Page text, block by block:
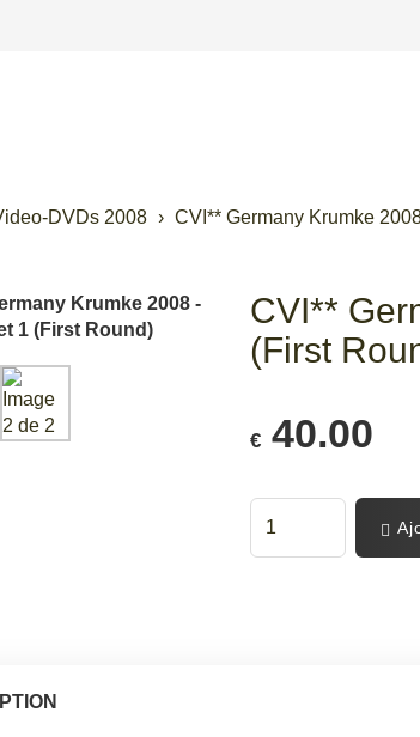
DVDs 2008 CVI** Germany Krumke
CVI**
(First
€ 40.00